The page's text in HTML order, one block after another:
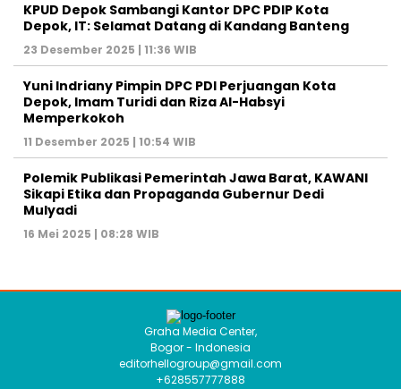
KPUD Depok Sambangi Kantor DPC PDIP Kota
Depok, IT: Selamat Datang di Kandang Banteng
23 Desember 2025 | 11:36 WIB
Yuni Indriany Pimpin DPC PDI Perjuangan Kota
Depok, Imam Turidi dan Riza Al-Habsyi
Memperkokoh
11 Desember 2025 | 10:54 WIB
Polemik Publikasi Pemerintah Jawa Barat, KAWANI
Sikapi Etika dan Propaganda Gubernur Dedi
Mulyadi
16 Mei 2025 | 08:28 WIB
Graha Media Center,
Bogor - Indonesia
editorhellogroup@gmail.com
+628557777888